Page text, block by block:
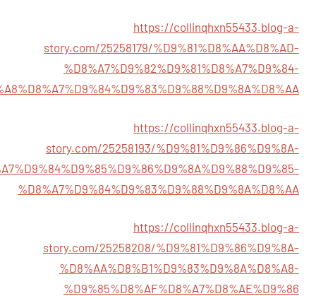
https://collinqhxn55433.blog-a-
story.com/25258179/%D9%81%D8%AA%D8%AD-
%D8%A7%D9%82%D9%81%D8%A7%D9%84-
https://collinqhxn55433.blog-a-
story.com/25258193/%D9%81%D9%86%D9%8A-
%D8%A7%D9%84%D9%83%D9%88%D9%8A%D8%AA
https://collinqhxn55433.blog-a-
story.com/25258208/%D9%81%D9%86%D9%8A-
%D8%AA%D8%B1%D9%83%D9%8A%D8%A8-
%D9%85%D8%AF%D8%A7%D8%AE%D9%86